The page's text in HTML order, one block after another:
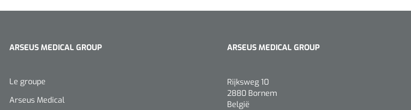
ARSEUS MEDICAL GROUP
Le groupe
Arseus Medical
ARSEUS MEDICAL GROUP
Rijksweg 10
2880 Bornem
België